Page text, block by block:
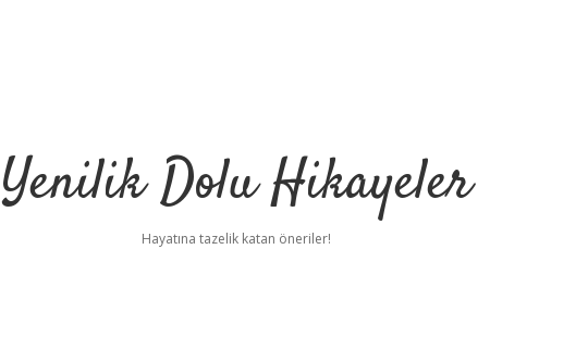
Yenilik Dolu Hikayeler
Hayatına tazelik katan öneriler!